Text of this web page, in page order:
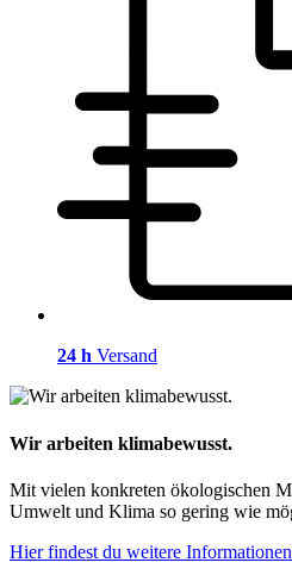
24 h Versand
Wir arbeiten klimabewusst.
Mit vielen konkreten ökologischen
Umwelt und Klima so gering wie
Hier findest du weitere